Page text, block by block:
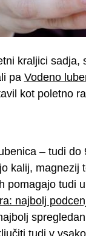
kraljici sadja,
pa Vodeno
kot poletno
– tudi do
kalij, magnezij
pomagajo tudi
najbolj
tudi v